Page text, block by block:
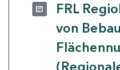
FRL
von